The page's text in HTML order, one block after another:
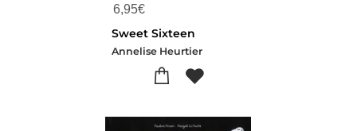
6,95€
Sweet Sixteen
Annelise Heurtier